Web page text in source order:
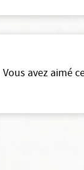
Vous avez aimé